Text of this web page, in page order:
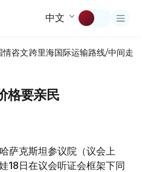
中文
情咨文跨里海国际运输路线/中间走廊
格要亲民
萨克斯坦参议院（议会上
18日在议会听证会框架下同